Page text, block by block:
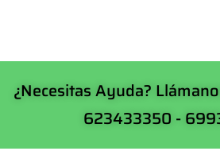
¿Necesitas Ayuda?
623433350 -